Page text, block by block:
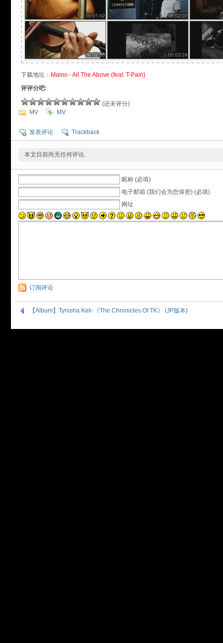
下载地址： Maino - All The Above (feat. T-Pain)
评评分吧:
(还未评分)
MV
MV
发表评论 Trackback
本文目前尚无任何评论.
昵称 (必填)
电子邮箱 (我们会为您保密) (必填)
网址
订阅评论
【Album】Tynisha Keli-《The Chronicles Of TK》 (JP版本)